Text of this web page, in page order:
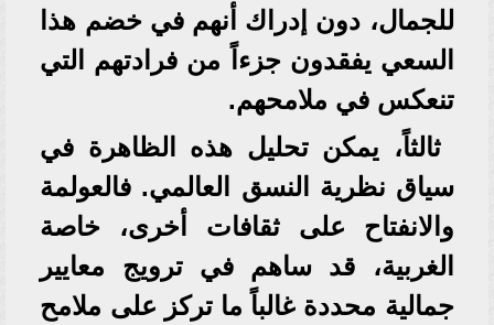
للجمال، دون إدراك أنهم في خضم هذا
السعي يفقدون جزءاً من فرادتهم التي
تنعكس في ملامحهم.
ثالثاً، يمكن تحليل هذه الظاهرة في
سياق نظرية النسق العالمي. فالعولمة
والانفتاح على ثقافات أخرى، خاصة
الغربية، قد ساهم في ترويج معايير
جمالية محددة غالباً ما تركز على ملامح